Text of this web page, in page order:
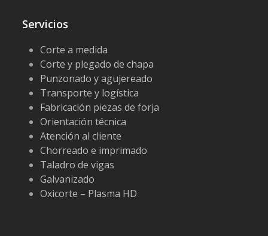
Servicios
Corte a medida
Corte y plegado de chapa
Punzonado y agujereado
Transporte y logística
Fabricación piezas de forja
Orientación técnica
Atención al cliente
Chorreado e imprimado
Taladro de vigas
Galvanizado
Oxicorte – Plasma HD